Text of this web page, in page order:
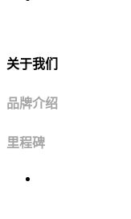
关于我们
品牌介绍
里程碑